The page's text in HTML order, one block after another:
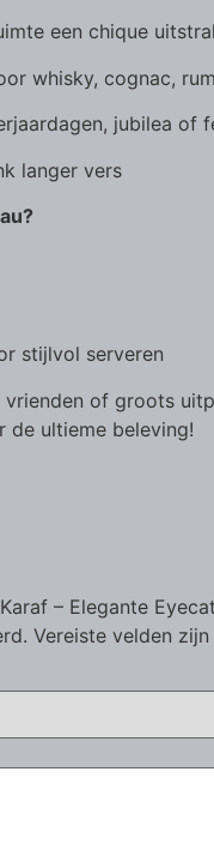
een chique
whisky, cognac,
jubilea of
langer vers
stijlvol serveren
of groots
de ultieme beleving!
– Elegante
Vereiste velden